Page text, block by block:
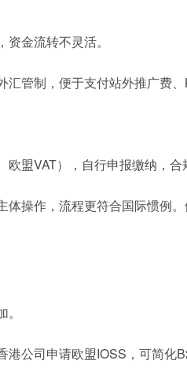
金流转不灵活。
汇管制，便于支付站外推广费、
盟VAT），自行申报缴纳，合
体操作，流程更符合国际惯例
港公司申请欧盟IOSS，可简化